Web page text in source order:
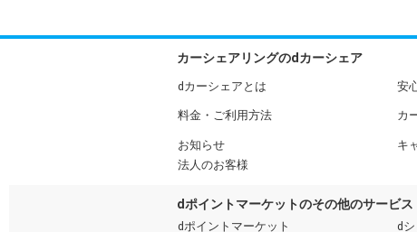
カーシェアリングのdカーシェア
dカーシェアとは 安
料金・ご利用方法 カ
お知らせ キ
法人のお客様
dポイントマーケットのその他のサービス
dポイントマーケット d